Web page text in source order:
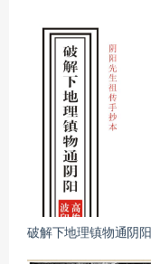
破解下地理镇物通阴阳